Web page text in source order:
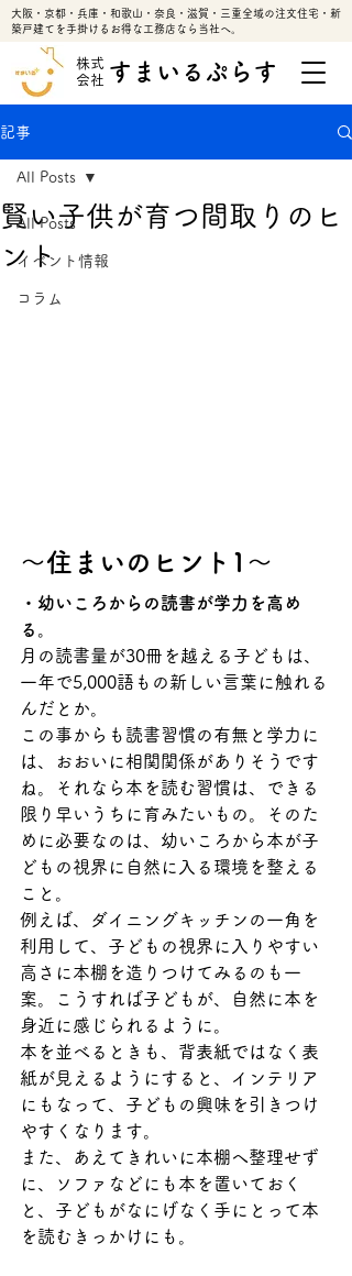
大阪・京都・兵庫・和歌山・奈良・滋賀・三重全域の注文住宅・新
築戸建てを手掛けるお得な工務店なら当社へ。
株式
会社 すまいるぷらす
記事
All Posts
イベント情報
コラム
All Posts
賢い子供が育つ間取りのヒ
ント
～住まいのヒント1～
・幼いころからの読書が学力を高め
る。
月の読書量が30冊を越える子どもは、
一年で5,000語もの新しい言葉に触れる
んだとか。
この事からも読書習慣の有無と学力に
は、おおいに相関関係がありそうです
ね。それなら本を読む習慣は、できる
限り早いうちに育みたいもの。そのた
めに必要なのは、幼いころから本が子
どもの視界に自然に入る環境を整える
こと。
例えば、ダイニングキッチンの一角を
利用して、子どもの視界に入りやすい
高さに本棚を造りつけてみるのも一
案。こうすれば子どもが、自然に本を
身近に感じられるように。
本を並べるときも、背表紙ではなく表
紙が見えるようにすると、インテリア
にもなって、子どもの興味を引きつけ
やすくなります。
また、あえてきれいに本棚へ整理せず
に、ソファなどにも本を置いておく
と、子どもがなにげなく手にとって本
を読むきっかけにも。